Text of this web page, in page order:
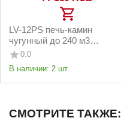
LV-12PS печь-камин
чугунный до 240 м3
антрацит
0.0
В наличии: 2 шт.
СМОТРИТЕ ТАКЖЕ: